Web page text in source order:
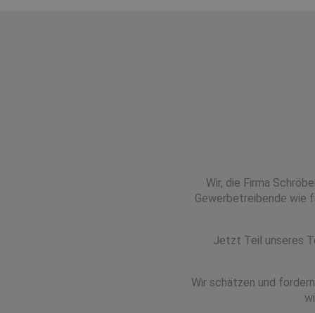
Wir, die Firma
Gewerbetreibende wie
Jetzt Teil unseres
Wir schätzen und